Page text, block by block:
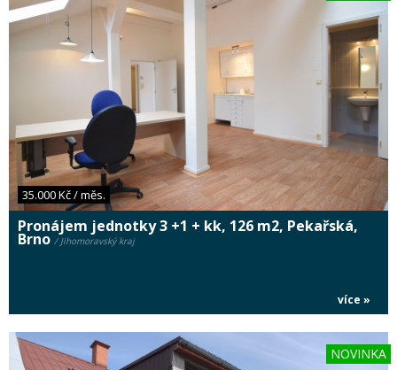
35.000 Kč / měs.
Pronájem jednotky 3 +1 + kk, 126 m2, Pekařská,
Brno / Jihomoravský kraj
více »
NOVINKA